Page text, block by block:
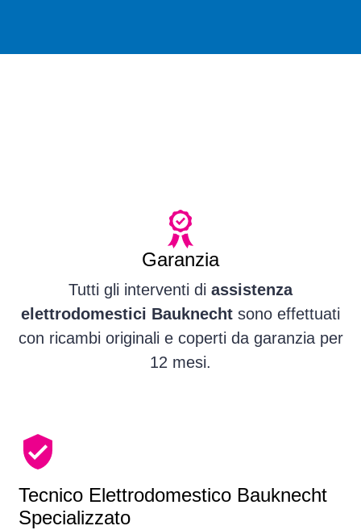
Garanzia
Tutti gli interventi di assistenza
elettrodomestici Bauknecht sono effettuati
con ricambi originali e coperti da garanzia per
12 mesi.
Tecnico Elettrodomestico Bauknecht
Specializzato